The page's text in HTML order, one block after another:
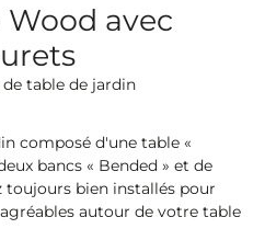
Wood avec
table de jardin
composé d'une table «
bancs « Bended » et de
toujours bien installés pour
autour de votre table